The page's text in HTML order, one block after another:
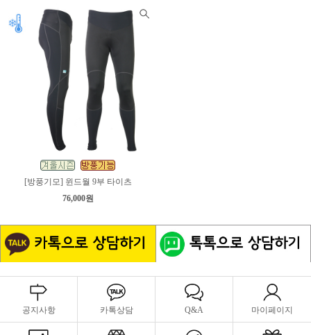
[방풍기모] 윈드월 9부 타이츠
76,000원
공지사항 카톡상담 Q&A 마이페이지